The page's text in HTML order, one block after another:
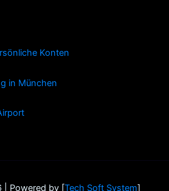
Konten
in München
Powered by [Tech Soft System]